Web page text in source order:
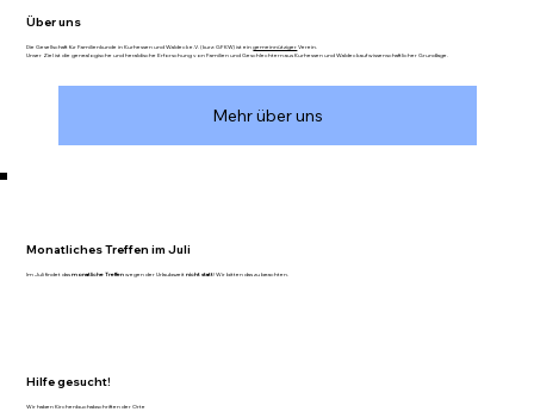
Mehr über uns
Die Gesellschaft für Familienkunde in Kurhessen und Waldeck e.V. (kurz: GFKW) ist eingemeinnütziger Verein.
Unser Ziel ist die genealogische und heraldische Erforschung von Familien und Geschlechtern aus Kurhessen und Waldeck auf wissenschaftlicher Grundlage.
Über uns
Monatliches Treffen im Juli
Im Juli findet dasmonatliche Treffenwegen der Urlaubszeitnicht statt! Wir bitten das zu beachten.
Hilfe gesucht!
Wir haben Kirchenbuchabschriften der Orte